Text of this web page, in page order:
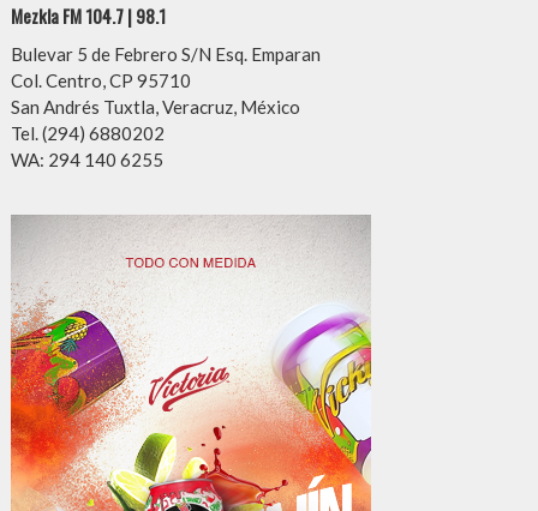
Mezkla FM 104.7 | 98.1
Bulevar 5 de Febrero S/N Esq. Emparan
Col. Centro, CP 95710
San Andrés Tuxtla, Veracruz, México
Tel. (294) 6880202
WA: 294 140 6255